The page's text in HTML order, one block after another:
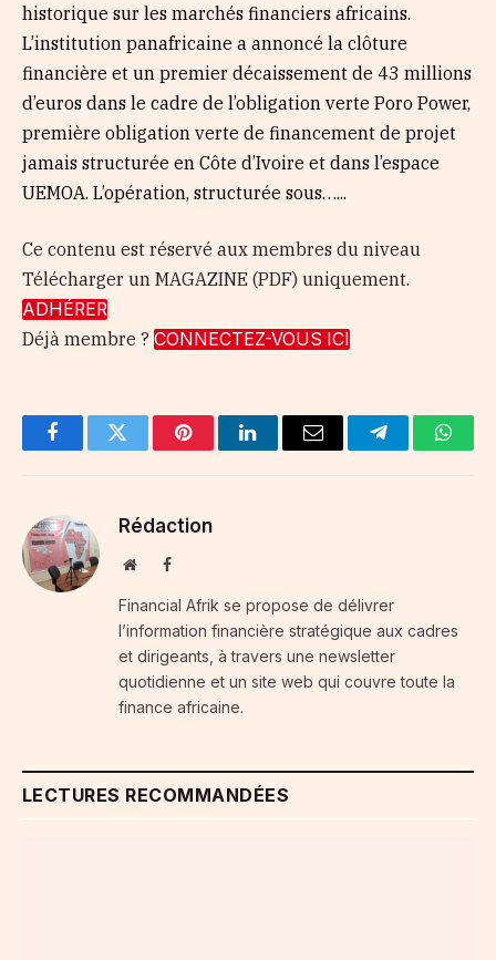
historique sur les marchés financiers africains.
L’institution panafricaine a annoncé la clôture
financière et un premier décaissement de 43 millions
d’euros dans le cadre de l’obligation verte Poro Power,
première obligation verte de financement de projet
jamais structurée en Côte d’Ivoire et dans l’espace
UEMOA. L’opération, structurée sous…...
Ce contenu est réservé aux membres du niveau
Télécharger un MAGAZINE (PDF) uniquement.
ADHÉRER
Déjà membre ? CONNECTEZ-VOUS ICI
FacebookTwitter PinterestLinkedInEmail Telegram
Rédaction
WebsiteFacebook
Financial Afrik se propose de délivrer
l’information financière stratégique aux cadres
et dirigeants, à travers une newsletter
quotidienne et un site web qui couvre toute la
finance africaine.
LECTURES RECOMMANDÉES